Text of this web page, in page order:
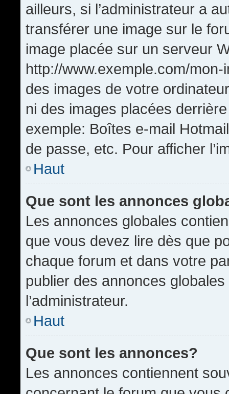
ailleurs, si l’administrateur a
transférer une image sur le
image placée sur un serveur
http://www.exemple.com/
des images de votre
ni des images placées
exemple: Boîtes e-mail
de passe, etc. Pour afficher
Haut
Que sont les annonces
Les annonces globales
que vous devez lire dès que
chaque forum et dans votre
publier des annonces
l’administrateur.
Haut
Que sont les annonces?
Les annonces contiennent